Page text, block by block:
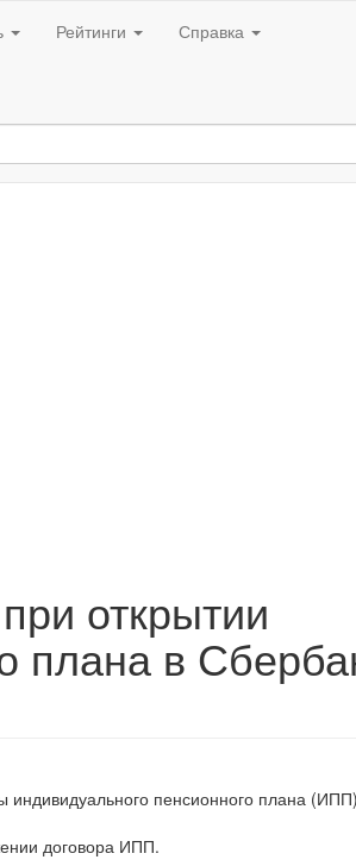
Рейтинги
Справка
открытии
плана в
индивидуального пенсионного плана
договора ИПП.